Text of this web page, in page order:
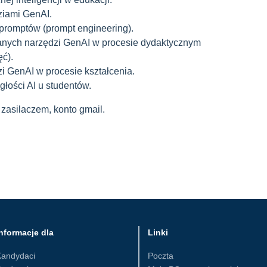
GenAI.
(prompt engineering).
narzędzi GenAI w procesie dydaktycznym
GenAI w procesie kształcenia.
AI u studentów.
konto gmail.
dla Linki
Poczta